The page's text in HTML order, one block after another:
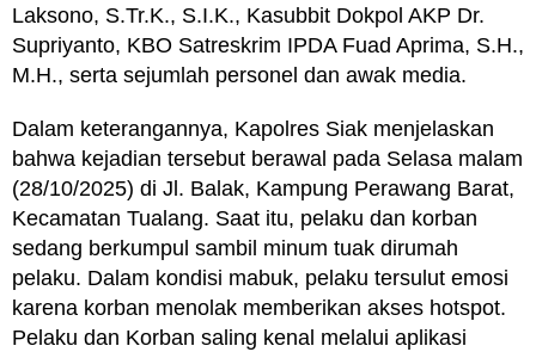
Laksono, S.Tr.K., S.I.K., Kasubbit Dokpol AKP Dr.
Supriyanto, KBO Satreskrim IPDA Fuad Aprima, S.H.,
M.H., serta sejumlah personel dan awak media.
Dalam keterangannya, Kapolres Siak menjelaskan
bahwa kejadian tersebut berawal pada Selasa malam
(28/10/2025) di Jl. Balak, Kampung Perawang Barat,
Kecamatan Tualang. Saat itu, pelaku dan korban
sedang berkumpul sambil minum tuak dirumah
pelaku. Dalam kondisi mabuk, pelaku tersulut emosi
karena korban menolak memberikan akses hotspot.
Pelaku dan Korban saling kenal melalui aplikasi